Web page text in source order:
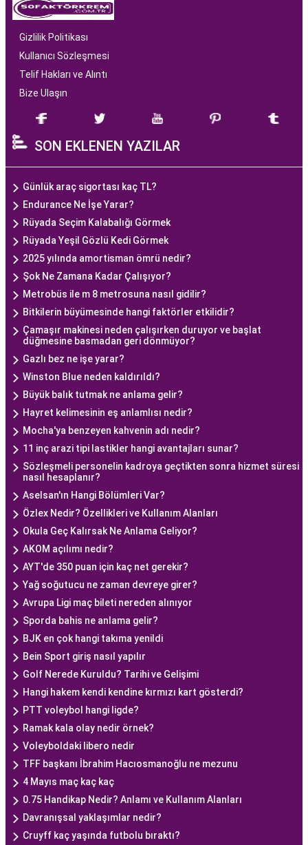
Gizlilik Politikası
Kullanıcı Sözleşmesi
Telif Hakları ve Alıntı
Bize Ulaşın
SON EKLENEN YAZILAR
Günlük araç sigortası kaç TL?
Endurance Ne İşe Yarar?
Rüyada Seçim Kalabalığı Görmek
Rüyada Yeşil Gözlü Kedi Görmek
2025 yılında amortisman ömrü nedir?
Şok Ne Zamana Kadar Çalışıyor?
Metrobüs ile m 8 metrosuna nasıl gidilir?
Bitkilerin büyümesinde hangi faktörler etkilidir?
Çamaşır makinesi neden çalışırken duruyor ve başlat
düğmesine basmadan geri dönmüyor?
Gazlı bez ne işe yarar?
Winston Blue neden kaldırıldı?
Büyük balık tutmak ne anlama gelir?
Hayret kelimesinin eş anlamlısı nedir?
Mocha'ya benzeyen kahvenin adı nedir?
11 inç arazi tipi lastikler hangi avantajları sunar?
Sözleşmeli personelin kadroya geçtikten sonra hizmet süresi
nasıl hesaplanır?
Aselsan'ın Hangi Bölümleri Var?
Özlex Nedir? Özellikleri ve Kullanım Alanları
Okula Geç Kalırsak Ne Anlama Geliyor?
AKOM açılımı nedir?
AYT'de 350 puan için kaç net gerekir?
Yağ soğutucu ne zaman devreye girer?
Avrupa Ligi maç bileti nereden alınıyor
Sporda bahis ne anlama gelir?
BJK en çok hangi takıma yenildi
Bein Sport giriş nasıl yapılır
Golf Nerede Kuruldu? Tarihi ve Gelişimi
Hangi hakem kendi kendine kırmızı kart gösterdi?
PTT voleybol hangi ligde?
Ramak kala olay nedir örnek?
Voleyboldaki libero nedir
TFF başkanı İbrahim Hacıosmanoğlu ne mezunu
4 Mayıs maç kaç kaç
0.75 Handikap Nedir? Anlamı ve Kullanım Alanları
Davranışsal yaklaşımlar nedir?
Cruyff kaç yaşında futbolu bıraktı?